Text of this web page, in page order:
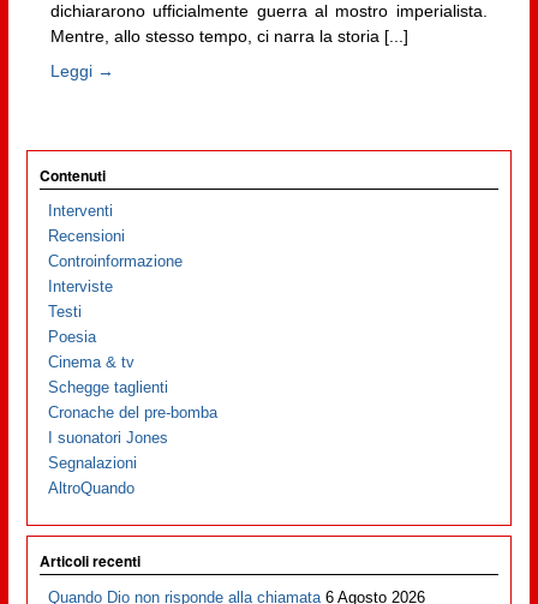
dichiararono ufficialmente guerra al mostro imperialista.
Mentre, allo stesso tempo, ci narra la storia [...]
Leggi →
Contenuti
Interventi
Recensioni
Controinformazione
Interviste
Testi
Poesia
Cinema & tv
Schegge taglienti
Cronache del pre-bomba
I suonatori Jones
Segnalazioni
AltroQuando
Articoli recenti
Quando Dio non risponde alla chiamata 6 Agosto 2026